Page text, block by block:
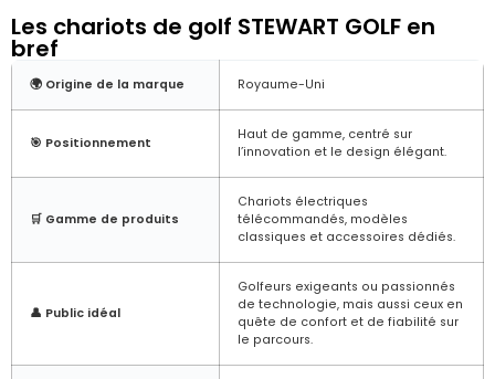
Les chariots de golf STEWART GOLF en
bref
🌍 Origine de la marque Royaume-Uni
🎯 Positionnement
Haut de gamme, centré sur
l’innovation et le design élégant.
🛒 Gamme de produits
Chariots électriques
télécommandés, modèles
classiques et accessoires dédiés.
👤 Public idéal
Golfeurs exigeants ou passionnés
de technologie, mais aussi ceux en
quête de confort et de fiabilité sur
le parcours.